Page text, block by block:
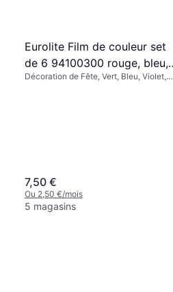
Eurolite Film de couleur set
de 6 94100300 rouge, bleu,
vert, jaune, lilas, violet
Décoration de Fête, Vert, Bleu, Violet,
7,50 €
Ou 2,50 €/mois
5 magasins